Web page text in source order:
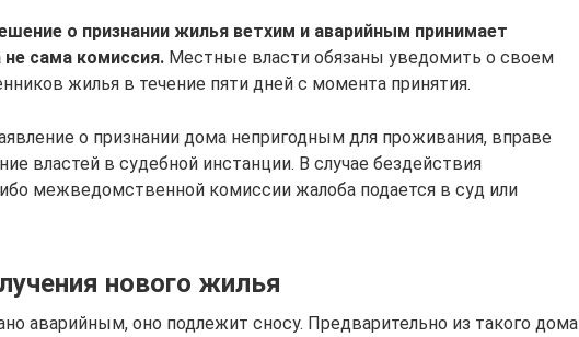
о признании жилья ветхим и аварийным принимает
не сама комиссия. Местные власти обязаны уведомить о своем
жилья в течение пяти дней с момента принятия.
о признании дома непригодным для проживания, вправе
властей в судебной инстанции. В случае бездействия
межведомственной комиссии жалоба подается в суд или
нового жилья
аварийным, оно подлежит сносу. Предварительно из такого дома